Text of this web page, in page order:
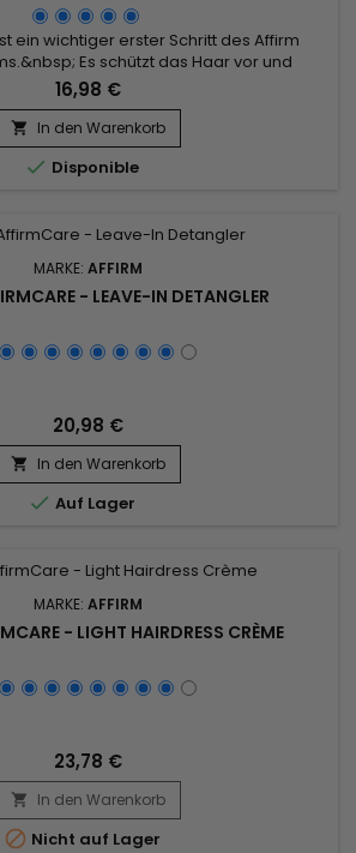
ein wichtiger erster Schritt des Affirm
Es schützt das Haar vor und
und legt den Grundstein
Relaxer-Erlebnis.&nbsp; Pre-Relaxer
des Relaxers tief in die Haarfaser
pH-Wert des Haares relativ hoch ist und
die Nagelhaut...
16,98 €
 In den Warenkorb
 Disponible
MARKE: AFFIRM
- LEAVE-IN DETANGLER
20,98 €
 In den Warenkorb
 Auf Lager
MARKE: AFFIRM
- LIGHT HAIRDRESS CRÈME
23,78 €
 In den Warenkorb
 Nicht auf Lager